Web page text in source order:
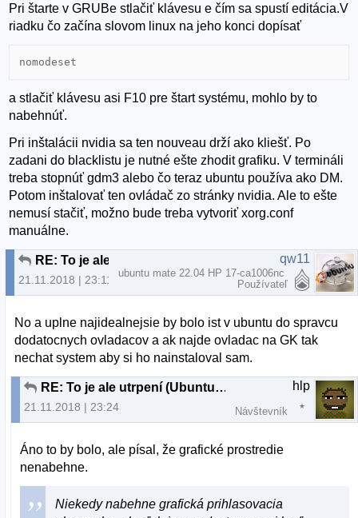
Pri štarte v GRUBe stlačiť klávesu e čím sa spustí editácia.V
riadku čo začína slovom linux na jeho konci dopísať
nomodeset
a stlačiť klávesu asi F10 pre štart systému, mohlo by to
nabehnúť.
Pri inštalácii nvidia sa ten nouveau drží ako kliešť. Po
zadani do blacklistu je nutné ešte zhodit grafiku. V termináli
treba stopnúť gdm3 alebo čo teraz ubuntu používa ako DM.
Potom inštalovať ten ovládač zo stránky nvidia. Ale to ešte
nemusí stačiť, možno bude treba vytvoriť xorg.conf
manuálne.
21.11.2018 | 23:11
qw11
ubuntu mate 22.04 HP 17-ca1006nc
Používateľ
No a uplne najidealnejsie by bolo ist v ubuntu do spravcu
dodatocnych ovladacov a ak najde ovladac na GK tak
nechat system aby si ho nainstaloval sam.
RE: To je ale utrpení (Ubuntu 18.04.1)
21.11.2018 | 23:24
hlp
Návštevník
Áno to by bolo, ale písal, že grafické prostredie
nenabehne.
Niekedy nabehne grafická prihlasovacia